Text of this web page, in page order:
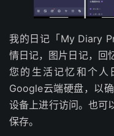
我的日记「My Diary
情日记，图片日记，回
您的生活记忆和个人
Google云端硬盘，以
设备上进行访问。也可
保存。